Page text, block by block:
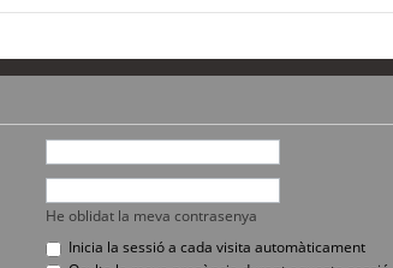
He oblidat la meva contrasenya
Inicia la sessió a cada visita automàticament